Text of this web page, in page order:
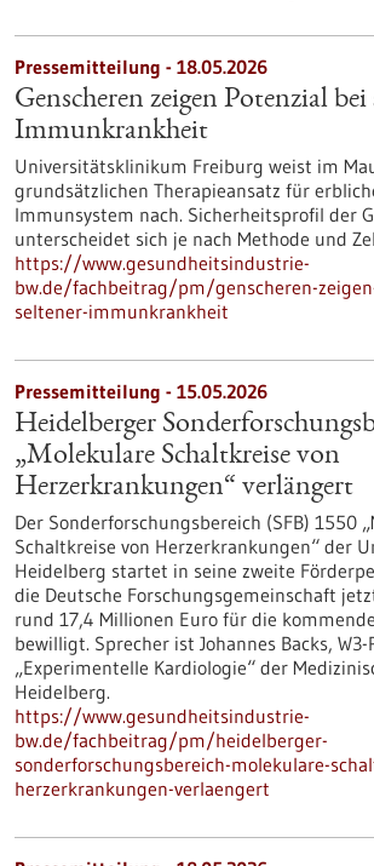
Pressemitteilung - 18.05.2026
Genscheren zeigen Potenzial bei
Immunkrankheit
Universitätsklinikum Freiburg weist im
grundsätzlichen Therapieansatz für
Immunsystem nach. Sicherheitsprofil der
unterscheidet sich je nach Methode und
https://www.gesundheitsindustrie-
bw.de/fachbeitrag/pm/genscheren-
seltener-immunkrankheit
Pressemitteilung - 15.05.2026
Heidelberger
„Molekulare Schaltkreise von
Herzerkrankungen“ verlängert
Der Sonderforschungsbereich (SFB) 1550
Schaltkreise von Herzerkrankungen“ der
Heidelberg startet in seine zweite
die Deutsche Forschungsgemeinschaft
rund 17,4 Millionen Euro für die
bewilligt. Sprecher ist Johannes Backs,
„Experimentelle Kardiologie“ der
Heidelberg.
https://www.gesundheitsindustrie-
bw.de/fachbeitrag/pm/heidelberger-
sonderforschungsbereich-molekulare-
herzerkrankungen-verlaengert